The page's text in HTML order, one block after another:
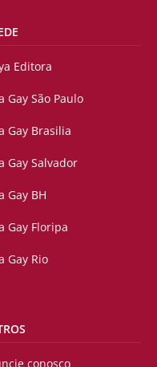
Editora
Gay São Paulo
Gay Brasilia
Gay Salvador
Gay BH
Gay Floripa
Gay Rio
conosco